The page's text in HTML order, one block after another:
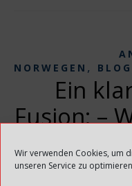
Wir verwenden Cookies, um
unseren Service zu
NORWEGEN , BLOG
Ein
Fusion: –